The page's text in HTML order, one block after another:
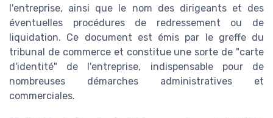
l'entreprise, ainsi que le nom des dirigeants et des
éventuelles procédures de redressement ou de
liquidation. Ce document est émis par le greffe du
tribunal de commerce et constitue une sorte de "carte
d'identité" de l'entreprise, indispensable pour de
nombreuses démarches administratives et
commerciales.